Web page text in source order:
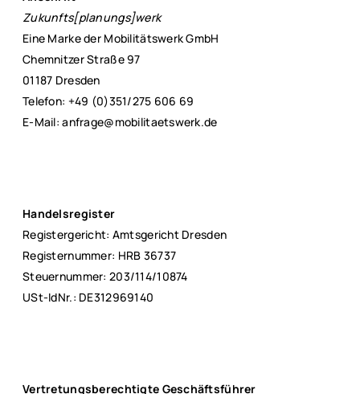
Zukunfts[planungs]werk
Eine Marke der Mobilitätswerk GmbH
Chemnitzer Straße 97
01187 Dresden
Telefon: +49 (0)351/275 606 69
E-Mail: anfrage@mobilitaetswerk.de
Handelsregister
Registergericht: Amtsgericht Dresden
Registernummer: HRB 36737
Steuernummer: 203/114/10874
USt-IdNr.: DE312969140
Vertretungsberechtigte Geschäftsführer